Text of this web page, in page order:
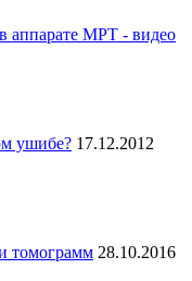
аппарате МРТ - видео
ушибе? 17.12.2012
томограмм 28.10.2016